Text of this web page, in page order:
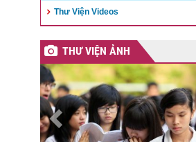
Thư Viện Videos
THƯ VIỆN ẢNH